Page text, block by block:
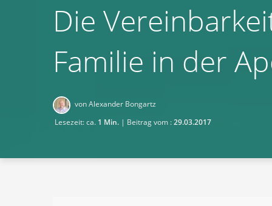
Die
Familie in der
von Alexander Bongartz
Lesezeit: ca. 1 Min. | Beitrag vom :29.03.2017